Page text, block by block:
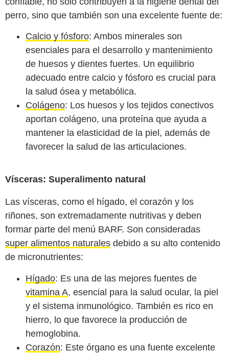
perro, sino que también son una excelente fuente de:
Calcio y fósforo: Ambos minerales son
esenciales para el desarrollo y mantenimiento
de huesos y dientes fuertes. Un equilibrio
adecuado entre calcio y fósforo es crucial para
la salud ósea y metabólica.
Colágeno: Los huesos y los tejidos conectivos
aportan colágeno, una proteína que ayuda a
mantener la elasticidad de la piel, además de
favorecer la salud de las articulaciones.
Vísceras: Superalimento natural
Las vísceras, como el hígado, el corazón y los
riñones, son extremadamente nutritivas y deben
formar parte del menú BARF. Son consideradas
super alimentos naturales debido a su alto contenido
de micronutrientes:
Hígado: Es una de las mejores fuentes de
vitamina A, esencial para la salud ocular, la piel
y el sistema inmunológico. También es rico en
hierro, lo que favorece la producción de
hemoglobina.
Corazón: Este órgano es una fuente excelente